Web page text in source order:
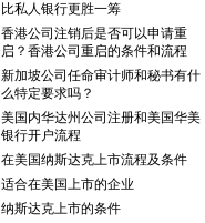
比私人银行更胜一筹
香港公司注销后是否可以申请重
启？香港公司重启的条件和流程
新加坡公司任命审计师和秘书有什
么特定要求吗？
美国内华达州公司注册和美国华美
银行开户流程
在美国纳斯达克上市流程及条件
适合在美国上市的企业
纳斯达克上市的条件